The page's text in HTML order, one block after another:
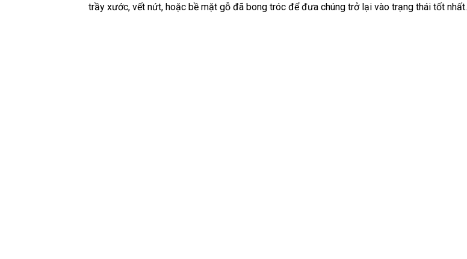
trầy xước, vết nứt, hoặc bề mặt gỗ đã bong tróc để đưa chúng trở lại vào trạng thái tốt nhất.